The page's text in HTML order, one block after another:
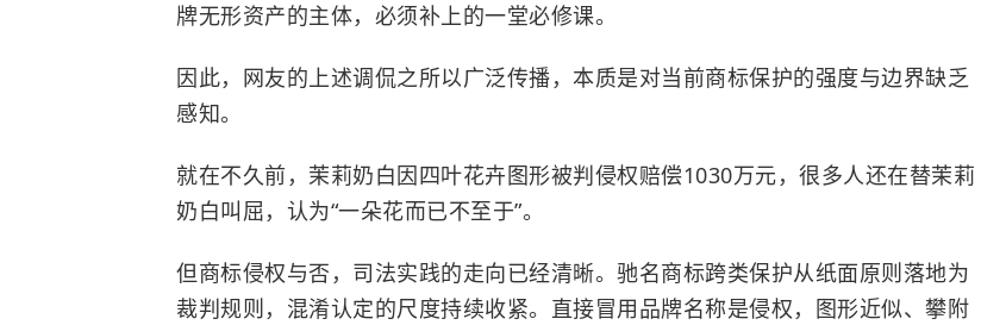
牌无形资产的主体，必须补上的一堂必修课。
因此，网友的上述调侃之所以广泛传播，本质是对当前商标保护的强度与边界缺乏
感知。
就在不久前，茉莉奶白因四叶花卉图形被判侵权赔偿1030万元，很多人还在替茉莉
奶白叫屈，认为“一朵花而已不至于”。
但商标侵权与否，司法实践的走向已经清晰。驰名商标跨类保护从纸面原则落地为
裁判规则，混淆认定的尺度持续收紧。直接冒用品牌名称是侵权，图形近似、攀附